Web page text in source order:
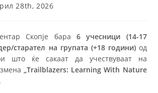
28th, 2026
Скопје бара 6 учесници (14-17
старател на групата (+18 години)од
што ќе сакаат да учествуваат на
„Trailblazers: Learning With Nature